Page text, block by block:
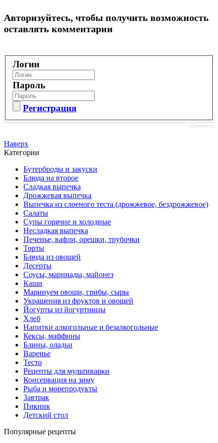
Авторизуйтесь, чтобы получить возможность
оставлять комментарии
Логин
Пароль
Регистрация
JComments
Наверх
Категории
Бутерброды и закуски
Блюда на второе
Сладкая выпечка
Дрожжевая выпечка
Выпечка из слоеного теста (дрожжевое, бездрожжевое)
Салаты
Супы горячие и холодные
Несладкая выпечка
Печенье, вафли, орешки, трубочки
Торты
Блюда из овощей
Десерты
Соусы, маринады, майонез
Каши
Маринуем овощи, грибы, сыры
Украшения из фруктов и овощей
Йогурты из йогуртницы
Хлеб
Напитки алкогольные и безалкогольные
Кексы, маффины
Блины, оладьи
Варенье
Тесто
Рецепты для мультиварки
Консервация на зиму
Рыба и морепродукты
Завтрак
Пикник
Детский стол
Популярные рецепты